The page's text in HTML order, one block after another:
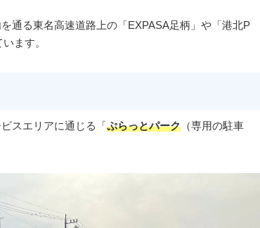
通る東名高速道路上の「EXPASA足柄」や「港北P
ます。
スエリアに通じる「ぷらっとパーク （専用の駐車